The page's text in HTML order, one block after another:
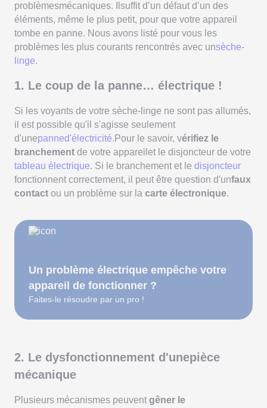
problèmesmécaniques. Ilsuffit d’un défaut d’un des
éléments, même le plus petit, pour que votre appareil
tombe en panne. Nous avons listé pour vous les
problèmes les plus courants rencontrés avec unsèche-
linge.
1. Le coup de la panne… électrique !
Si les voyants de votre sèche-linge ne sont pas allumés,
il est possible qu'il s'agisse seulement
d'unepanned'électricité. Pour le savoir, vérifiez le
branchement de votre appareilet le disjoncteur de votre
tableau électrique. Si le branchement et le disjoncteur
fonctionnent correctement, il peut être question d'unfaux
contact ou un problème sur la carte électronique.
Un problème électrique empêche votre
appareil de fonctionner ?
Faites-le résoudre par un pro !
2. Le dysfonctionnement d'unepièce
mécanique
Plusieurs mécanismes peuvent gêner le